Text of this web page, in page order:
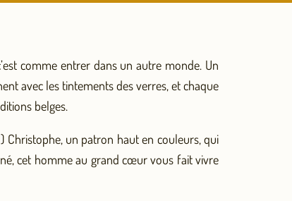
comme entrer dans un autre monde. Un
avec les tintements des verres, et chaque
belges.
Christophe, un patron haut en couleurs, qui
cet homme au grand cœur vous fait vivre